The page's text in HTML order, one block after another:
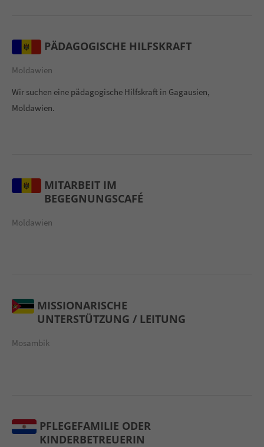
PÄDAGOGISCHE HILFSKRAFT
Moldawien
Wir suchen eine pädagogische Hilfskraft in Gagausien,
Moldawien.
MITARBEIT IM
BEGEGNUNGSCAFÉ
Moldawien
MISSIONARISCHE
UNTERSTÜTZUNG / LEITUNG
Mosambik
PFLEGEFAMILIE ODER
KINDERBETREUERIN